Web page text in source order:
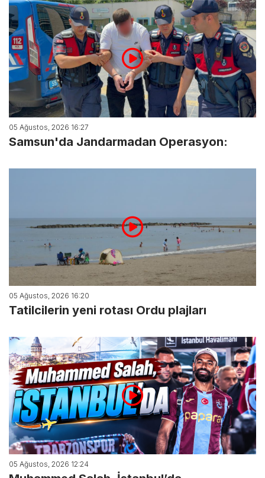
05 Ağustos, 2026 16:27
Samsun'da Jandarmadan Operasyon:
05 Ağustos, 2026 16:20
Tatilcilerin yeni rotası Ordu plajları
05 Ağustos, 2026 12:24